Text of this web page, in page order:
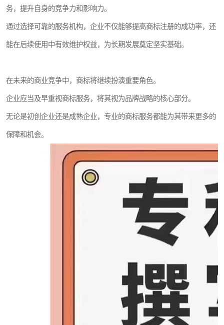
务，提升自身的竞争力和影响力。
通过选择可靠的服务机构，企业不仅能够提高商标注册的成功率，还
能在后续使用中有效维护权益，为长期发展奠定坚实基础。
在未来的商业竞争中，商标将继续扮演重要角色。
企业应当及早重视商标服务，将其视为品牌战略的核心部分。
无论是初创企业还是成熟企业，专业的商标服务都能为其带来更多的
保障和机会。